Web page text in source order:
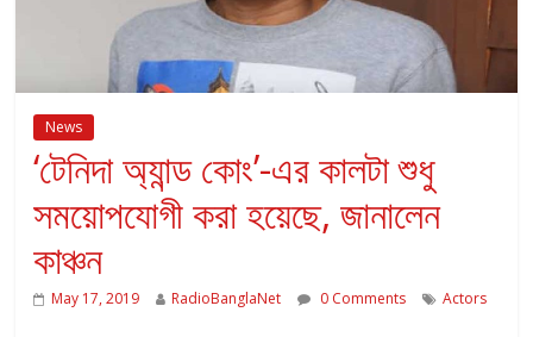
News
‘টেনিদা অ্যান্ড কোং’-এর কালটা শুধু
সময়োপযোগী করা হয়েছে, জানালেন
কাঞ্চন
May 17, 2019 RadioBanglaNet 0 Comments Actors